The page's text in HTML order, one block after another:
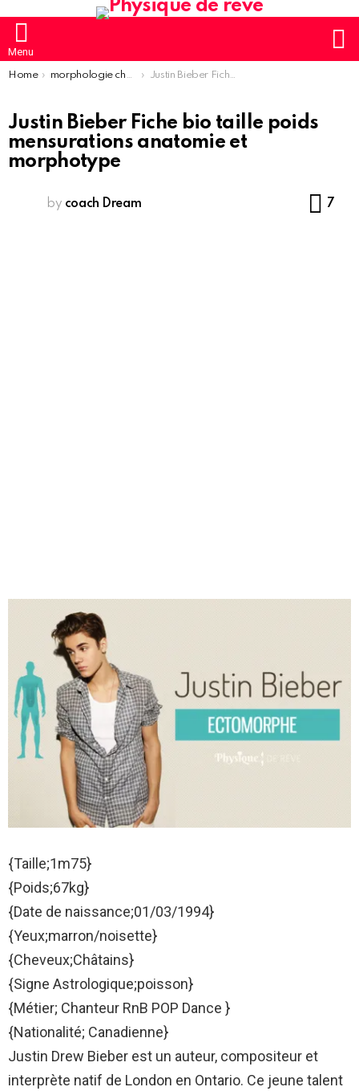
Menu
You are here:
Home morphologie chanteur homme Justin Bieber Fiche bio taille poids mensurations anatomie et morphotype
Justin Bieber Fiche bio taille poids
mensurations anatomie et
morphotype
by coach Dream 7
{Taille;1m75}
{Poids;67kg}
{Date de naissance;01/03/1994}
{Yeux;marron/noisette}
{Cheveux;Châtains}
{Signe Astrologique;poisson}
{Métier; Chanteur RnB POP Dance }
{Nationalité; Canadienne}
Justin Drew Bieber est un auteur, compositeur et
interprète natif de London en Ontario. Ce jeune talent